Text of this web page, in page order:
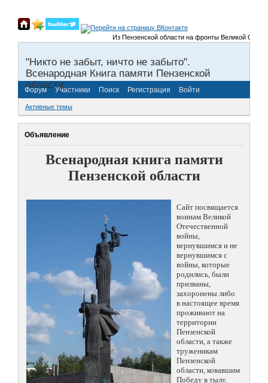
Из Пензенской области на фронты Великой
"Никто не забыт, ничто не забыто".
Всенародная Книга памяти Пензенской
области.
Форум Участники Поиск Регистрация Войти
Активные темы
Объявление
Всенародная книга памяти
Пензенской области
Сайт посвящается
воинам Великой
Отечественной
войны,
вернувшимся и не
вернувшимся с
войны, которые
родились, были
призваны,
захоронены либо
в настоящее время
проживают на
территории
Пензенской
области, а также
труженикам
Пензенской
области, ковавшим
Победу в тылу.